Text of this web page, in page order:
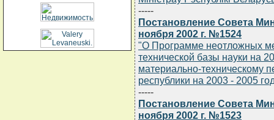
-----
Постановление Совета
ноября 2002 г. №1524
"О Программе неотложных
технической базы науки на
материально-техническому
республики на 2003 - 2005
-----
Постановление Совета
ноября 2002 г. №1523